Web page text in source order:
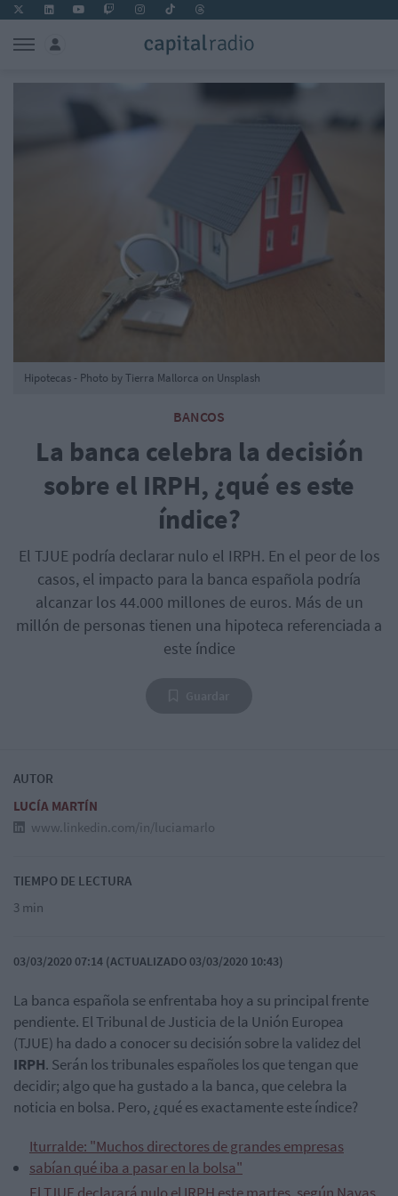
BANCOS
La banca celebra la decisión
sobre el IRPH, ¿qué es este
índice?
El TJUE podría declarar nulo el IRPH. En el peor de los
casos, el impacto para la banca española podría
alcanzar los 44.000 millones de euros. Más de un
millón de personas tienen una hipoteca referenciada a
este índice
Hipotecas - Photo by Tierra Mallorca on Unsplash
AUTOR
LUCÍA MARTÍN
www.linkedin.com/in/luciamarlo
TIEMPO DE LECTURA
3 min
03/03/2020 07:14 (ACTUALIZADO 03/03/2020 10:43)
La banca española se enfrentaba hoy a su principal frente
pendiente. El Tribunal de Justicia de la Unión Europea
(TJUE) ha dado a conocer su decisión sobre la validez del
IRPH. Serán los tribunales españoles los que tengan que
decidir; algo que ha gustado a la banca, que celebra la
noticia en bolsa. Pero, ¿qué es exactamente este índice?
Iturralde: "Muchos directores de grandes empresas
sabían qué iba a pasar en la bolsa"
El TJUE declarará nulo el IRPH este martes, según Navas